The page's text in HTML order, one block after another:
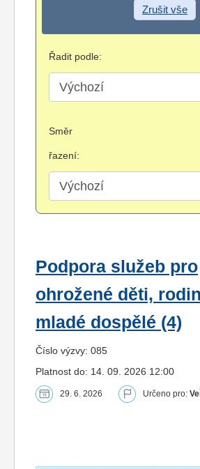
Zrušit vše
Řadit podle:
Směr
řazení:
Podpora služeb pro
ohrožené děti,
mladé dospělé (4)
Číslo výzvy: 085
Platnost do: 14. 09. 2026 12:00
29. 6. 2026 Určeno pro: